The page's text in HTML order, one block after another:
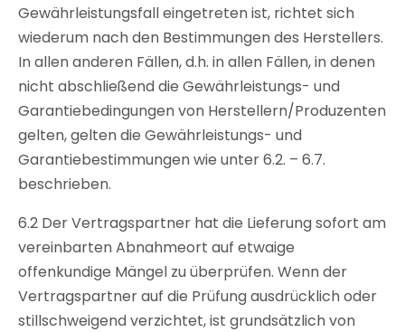
Gewährleistungsfall eingetreten ist, richtet sich
wiederum nach den Bestimmungen des Herstellers.
In allen anderen Fällen, d.h. in allen Fällen, in denen
nicht abschließend die Gewährleistungs- und
Garantiebedingungen von Herstellern/Produzenten
gelten, gelten die Gewährleistungs- und
Garantiebestimmungen wie unter 6.2. – 6.7.
beschrieben.
6.2 Der Vertragspartner hat die Lieferung sofort am
vereinbarten Abnahmeort auf etwaige
offenkundige Mängel zu überprüfen. Wenn der
Vertragspartner auf die Prüfung ausdrücklich oder
stillschweigend verzichtet, ist grundsätzlich von